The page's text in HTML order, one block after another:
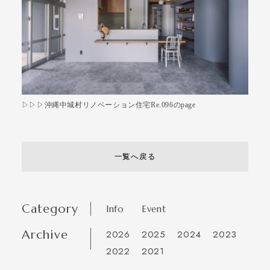
▷▷▷沖縄中城村リノベーション住宅Re.096のpage
一覧へ戻る
Category Info Event
Archive 2026 2025 2024
2023
2022
2021